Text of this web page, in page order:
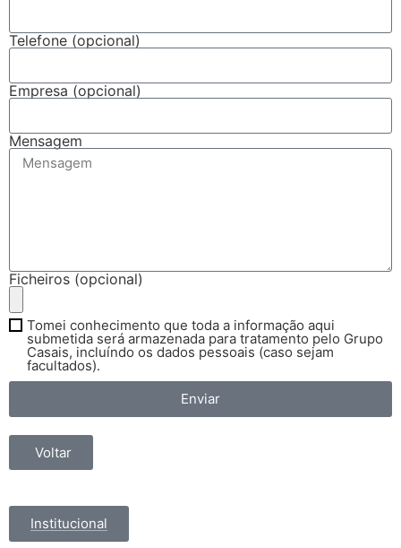
Telefone (opcional)
Empresa (opcional)
Mensagem
Ficheiros (opcional)
Tomei conhecimento que toda a informação aqui
submetida será armazenada para tratamento pelo Grupo
Casais, incluíndo os dados pessoais (caso sejam
facultados).
Enviar
Voltar
Institucional